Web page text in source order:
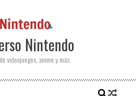
Nintendo
videojuegos, anime y más